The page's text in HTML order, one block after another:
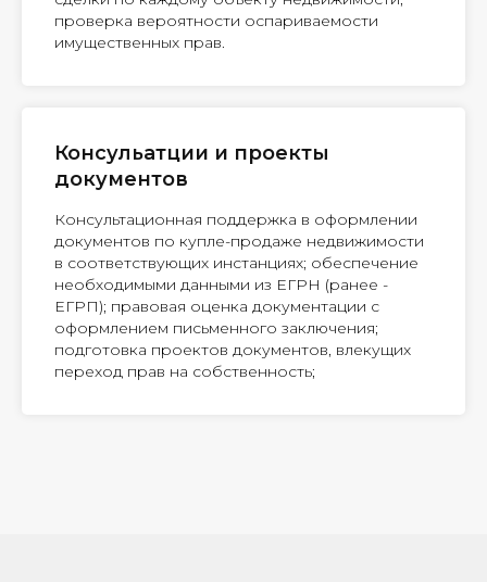
проверка вероятности оспариваемости
имущественных прав.
Консульатции и проекты
документов
Консультационная поддержка в оформлении
документов по купле-продаже недвижимости
в соответствующих инстанциях; обеспечение
необходимыми данными из ЕГРН (ранее -
ЕГРП); правовая оценка документации с
оформлением письменного заключения;
подготовка проектов документов, влекущих
переход прав на собственность;